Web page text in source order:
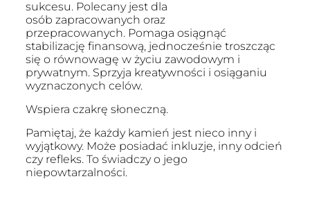
sukcesu. Polecany jest dla
osób zapracowanych oraz
przepracowanych. Pomaga osiągnąć
stabilizację finansową, jednocześnie troszcząc
się o równowagę w życiu zawodowym i
prywatnym. Sprzyja kreatywności i osiąganiu
wyznaczonych celów.
Wspiera czakrę słoneczną.
Pamiętaj, że każdy kamień jest nieco inny i
wyjątkowy. Może posiadać inkluzje, inny odcień
czy refleks. To świadczy o jego
niepowtarzalności.